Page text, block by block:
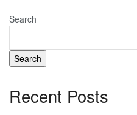
Search
Search
Recent Posts